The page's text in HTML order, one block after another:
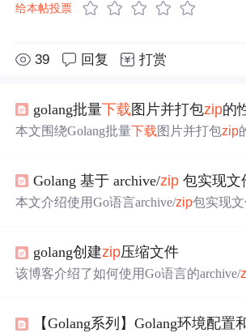
给本帖投票
39 回复 打赏
golang批量下载图片并打包zip的
本文围绕Golang批量下载图片并打包zip
askB单协程写入zip。优化后耗时从
约30%。
Golang 基于 archive/zip 包实现文
本文介绍使用Go语言archive/zip包实现
golang创建zip压缩文件
该博客介绍了如何使用Go语言的archive/
骤，包括使用os.Create创建文件，zip
【Golang系列】Golang环境配置